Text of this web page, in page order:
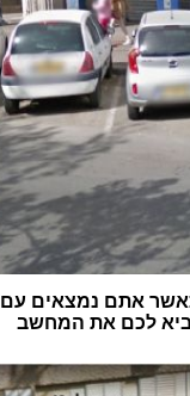
אתם נמצאים עם
לכם את המחשב